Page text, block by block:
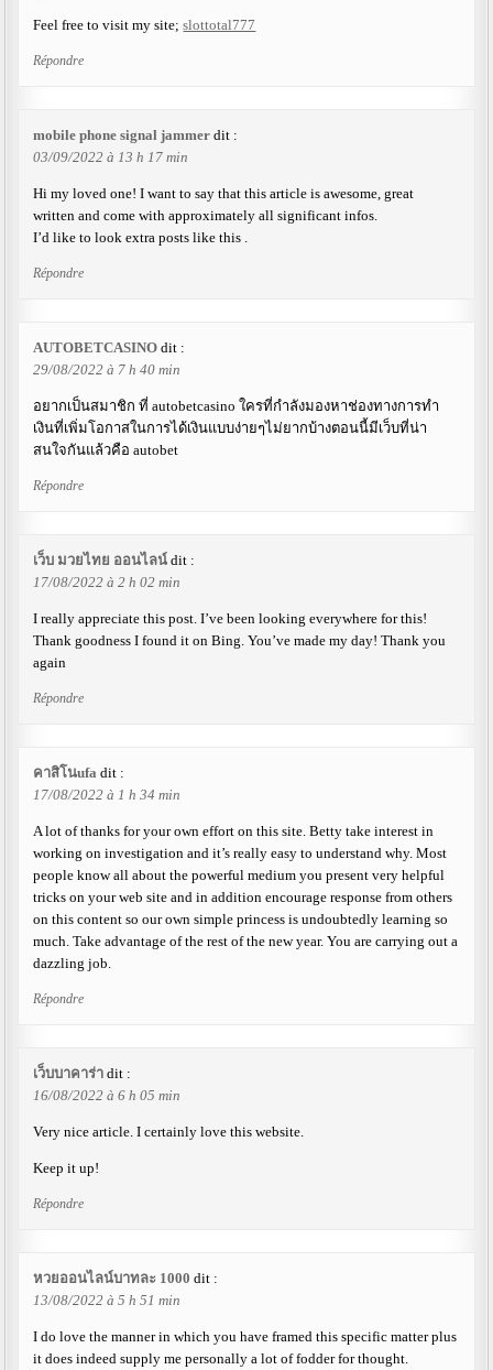
Feel free to visit my site;slottotal777
Répondre
mobile phone signal jammer dit :
03/09/2022 à 13 h 17 min
Hi my loved one! I want to say that this article is awesome, great
written and come with approximately all significant infos.
I’d like to look extra posts like this .
Répondre
AUTOBETCASINO dit :
29/08/2022 à 7 h 40 min
อยากเป็นสมาชิก ที่ autobetcasino ใครที่กำลังมองหาช่องทางการทำ
เงินที่เพิ่มโอกาสในการได้เงินแบบง่ายๆไม่ยากบ้างตอนนี้มีเว็บที่น่า
สนใจกันแล้วคือ autobet
Répondre
เว็บ มวยไทย ออนไลน์ dit :
17/08/2022 à 2 h 02 min
I really appreciate this post. I’ve been looking everywhere for this!
Thank goodness I found it on Bing. You’ve made my day! Thank you
again
Répondre
คาสิโนufa dit :
17/08/2022 à 1 h 34 min
A lot of thanks for your own effort on this site. Betty take interest in
working on investigation and it’s really easy to understand why. Most
people know all about the powerful medium you present very helpful
tricks on your web site and in addition encourage response from others
on this content so our own simple princess is undoubtedly learning so
much. Take advantage of the rest of the new year. You are carrying out a
dazzling job.
Répondre
เว็บบาคาร่า dit :
16/08/2022 à 6 h 05 min
Very nice article. I certainly love this website.
Keep it up!
Répondre
หวยออนไลน์บาทละ 1000 dit :
13/08/2022 à 5 h 51 min
I do love the manner in which you have framed this specific matter plus
it does indeed supply me personally a lot of fodder for thought.